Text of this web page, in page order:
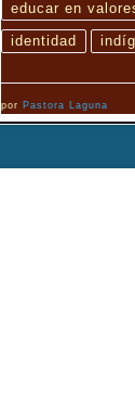
educar en
identidad
porPastora Laguna